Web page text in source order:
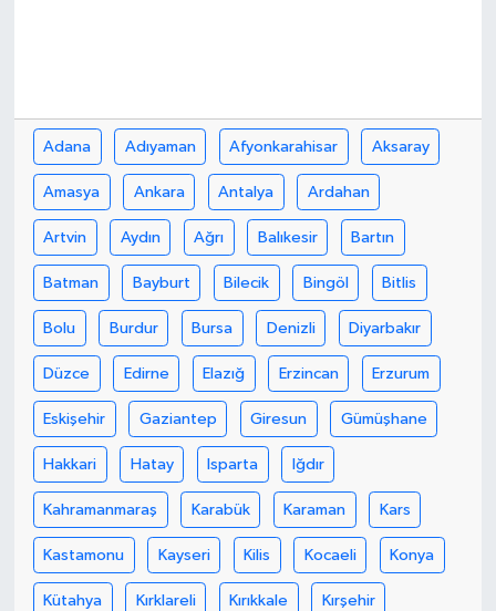
Adana Adıyaman Afyonkarahisar Aksaray
Amasya Ankara Antalya Ardahan
Artvin Aydın Ağrı Balıkesir Bartın
Batman Bayburt Bilecik Bingöl Bitlis
Bolu Burdur Bursa Denizli Diyarbakır
Düzce Edirne Elazığ Erzincan Erzurum
Eskişehir Gaziantep Giresun Gümüşhane
Hakkari Hatay Isparta Iğdır
Kahramanmaraş Karabük Karaman Kars
Kastamonu Kayseri Kilis Kocaeli Konya
Kütahya Kırklareli Kırıkkale Kırşehir